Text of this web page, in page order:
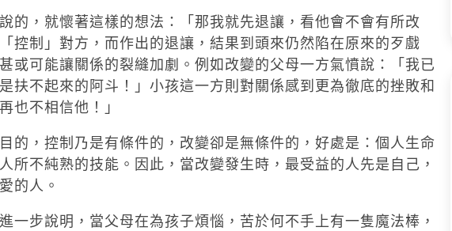
的，就懷著這樣的想法：「那我就先退讓，看他會不會有所改
控制」對方，而作出的退讓，結果到頭來仍然陷在原來的歹戲
或可能讓關係的裂縫加劇。例如改變的父母一方氣憤說：「我已
扶不起來的阿斗！」小孩這一方則對關係感到更為徹底的挫敗和
也不相信他！」
的，控制乃是有條件的，改變卻是無條件的，好處是：個人生命
所不純熟的技能。因此，當改變發生時，最受益的人先是自己，
的人。
一步說明，當父母在為孩子煩惱，苦於何不手上有一隻魔法棒，